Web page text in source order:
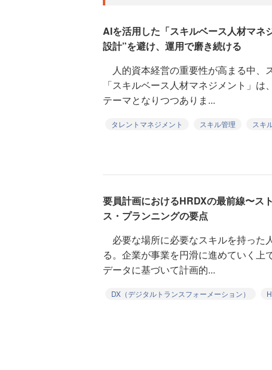
AIを活用した「スキルベース人材マ
設計”を避け、運用で磨き続ける
人的資本経営の重要性が高まる中、
「スキルベース人材マネジメント」
テーマとなりつつありま...
タレントマネジメント スキル管理 スキ
要員計画におけるHRDXの最前線〜ス
ス・プランニングの要点
必要な場所に必要なスキルを持った
る。企業が事業を円滑に進めていく上
データに基づいて計画的...
DX（デジタルトランスフォーメーション）